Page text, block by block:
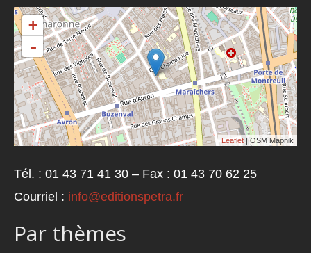
+
-
Leaflet | OSM Mapnik
Tél. : 01 43 71 41 30 – Fax : 01 43 70 62 25
Courriel : info@editionspetra.fr
Par thèmes